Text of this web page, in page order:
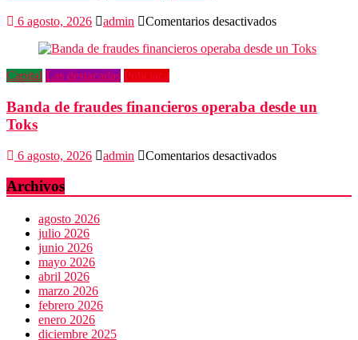
despojaría
6 agosto, 2026 admin Comentarios desactivadosen
no
Capital Las destacadas Policiaca
Banda de fraudes financieros operaba desde un
Toks
6 agosto, 2026 admin Comentarios desactivadosen
fraudes
Archivos
agosto 2026
julio 2026
junio 2026
mayo 2026
abril 2026
marzo 2026
febrero 2026
enero 2026
diciembre 2025